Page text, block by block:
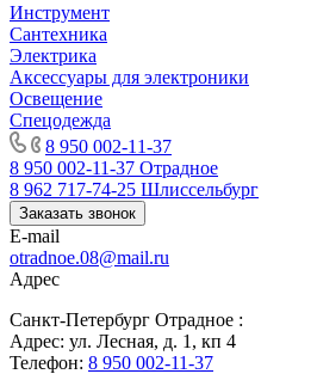
Инструмент
Сантехника
Электрика
Аксессуары для электроники
Освещение
Спецодежда
8 950 002-11-37
8 950 002-11-37 Отрадное
8 962 717-74-25 Шлиссельбург
Заказать звонок
E-mail
otradnoe.08@mail.ru
Адрес
Санкт-Петербург Отрадное :
Адрес: ул. Лесная, д. 1, кп 4
Телефон: 8 950 002-11-37